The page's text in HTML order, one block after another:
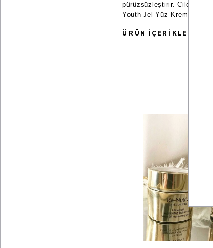
pürüzsüzleştirir. Cilde
Youth Jel Yüz Kremi ultra
ÜRÜN İÇERİKLERİ